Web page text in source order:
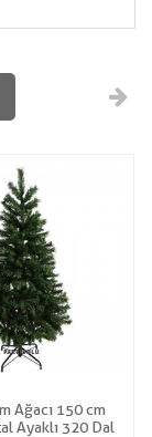
Ağacı 150 cm
Ayaklı 320 Dal